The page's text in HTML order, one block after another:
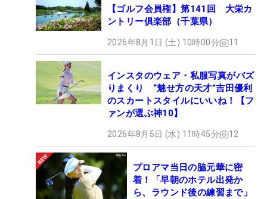
【ゴルフ会員権】第141回 大栄カ
ントリー俱楽部（千葉県）
2026年8月1日 (土) 10時00分 11
インスタのウェア・私服写真がバズ
りまくり “魅せ方の天才”吉田優利
のスカートスタイルにいいね！【フ
ァンが選ぶ神10】
2026年8月5日 (水) 11時45分 12
プロアマ当日の脇元華に密
着！「早朝のホテル出発か
ら、ラウンド後の練習まで」